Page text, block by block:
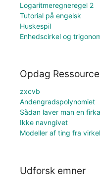
Logaritmeregneregel 2
Tutorial på engelsk
Huskespil
Enhedscirkel og
Opdag
zxcvb
Andengradspolynomiet
Sådan laver man en
Ikke navngivet
Modeller af ting fra
Udforsk emner